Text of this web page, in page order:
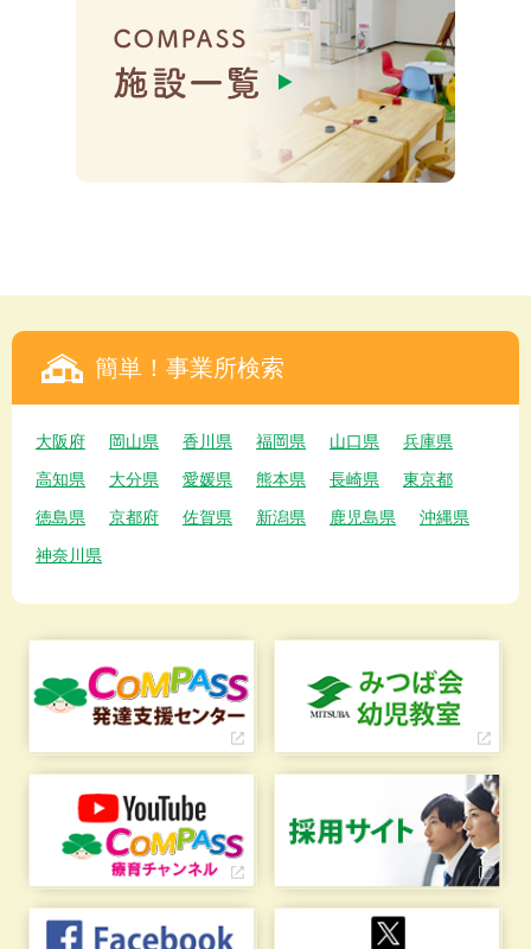
簡単！事業所検索
大阪府 岡山県 香川県 福岡県 山口県
兵庫県
高知県
大分県 愛媛県 熊本県 長崎県
東京都
徳島県
京都府 佐賀県 新潟県 鹿児島県
沖縄県
神奈川県